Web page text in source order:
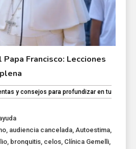
Francisco: Lecciones
y consejos para profundizar en tu
, audiencia cancelada,Autoestima,
, bronquitis, celos, Clínica Gemelli,